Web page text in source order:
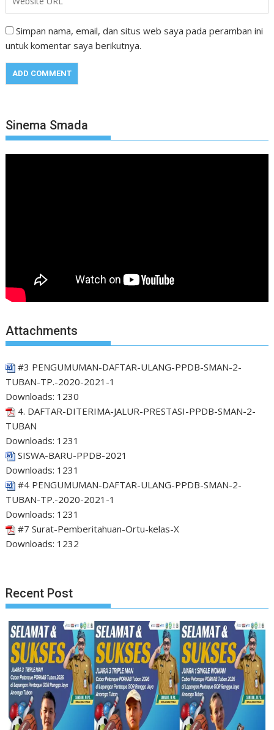
Simpan nama, email, dan situs web saya pada peramban ini
untuk komentar saya berikutnya.
Sinema Smada
Attachments
#3 PENGUMUMAN-DAFTAR-ULANG-PPDB-SMAN-2-
TUBAN-TP.-2020-2021-1
Downloads: 1230
4. DAFTAR-DITERIMA-JALUR-PRESTASI-PPDB-SMAN-2-
TUBAN
Downloads: 1231
SISWA-BARU-PPDB-2021
Downloads: 1231
#4 PENGUMUMAN-DAFTAR-ULANG-PPDB-SMAN-2-
TUBAN-TP.-2020-2021-1
Downloads: 1231
#7 Surat-Pemberitahuan-Ortu-kelas-X
Downloads: 1232
Recent Post